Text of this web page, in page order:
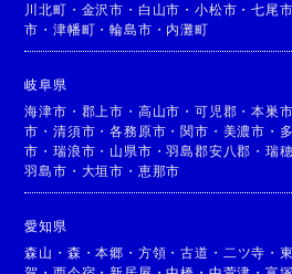
川北町 ・ 金沢市 ・ 白山市 ・小松市 ・七尾市
市 ・津幡町 ・輪島市 ・ 内灘町
岐阜県
海津市 ・ 郡上市 ・ 高山市 ・可児郡 ・本巣市
市 ・清須市 ・各務原市 ・関市 ・ 美濃市 ・
市 ・瑞浪市 ・ 山県市 ・羽島郡安八郡 ・瑞
羽島市 ・ 大垣市 ・ 恵那市
愛知県
森山 ・ 森 ・本郷 ・ 方領 ・古道 ・ 二ツ寺 ・